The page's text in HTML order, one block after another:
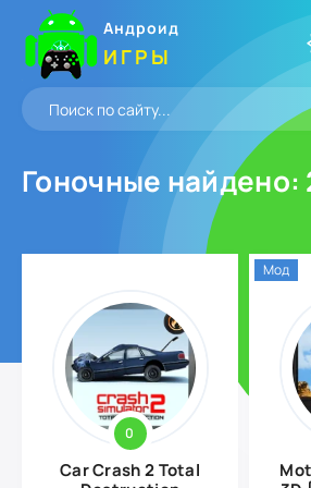
Андроид
ИГРЫ
Гоночные найдено:
0
Car Crash 2 Total
Мод